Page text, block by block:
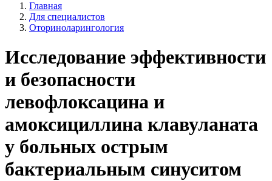
Главная
Для специалистов
Оториноларингология
Исследование эффективности
и безопасности
левофлоксацина и
амоксициллина клавуланата
у больных острым
бактериальным синуситом